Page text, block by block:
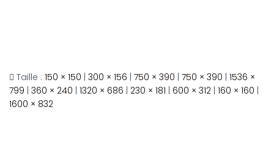
Taille : 150 × 150 300 × 156 750 × 390 750 × 390 1536 ×
799 360 × 240 1320 × 686 230 × 181 600 × 312 160 × 160
1600 × 832